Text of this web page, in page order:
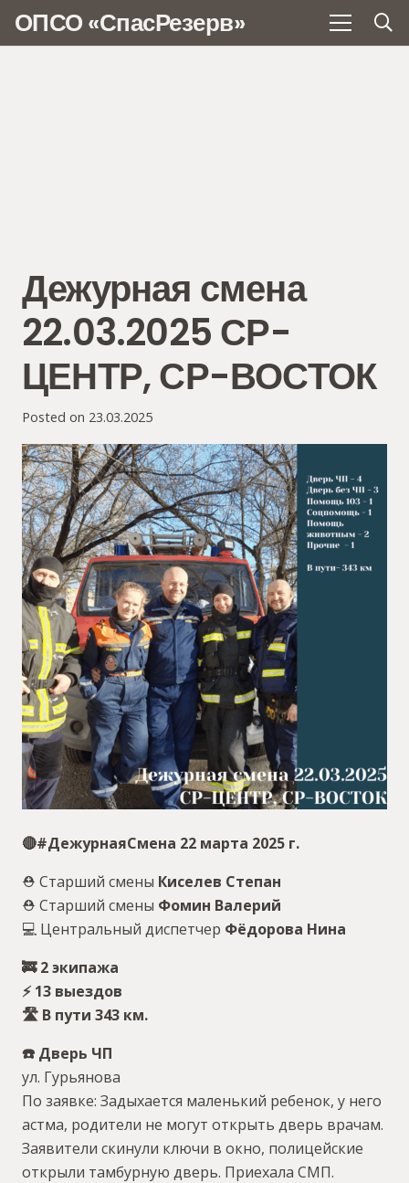
ОПСО «СпасРезерв»
Дежурная смена
22.03.2025 СР-
ЦЕНТР, СР-ВОСТОК
Posted on 23.03.2025
🔴#ДежурнаяСмена 22 марта 2025 г.
⛑ Старший смены Киселев Степан
⛑ Старший смены Фомин Валерий
💻 Центральный диспетчер Фёдорова Нина
🚒 2 экипажа
⚡️ 13 выездов
🛣 В пути 343 км.
☎️ Дверь ЧП
ул. Гурьянова
По заявке: Задыхается маленький ребенок, у него
астма, родители не могут открыть дверь врачам.
Заявители скинули ключи в окно, полицейские
открыли тамбурную дверь. Приехала СМП.